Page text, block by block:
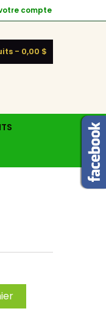
compte
- 0,00 $